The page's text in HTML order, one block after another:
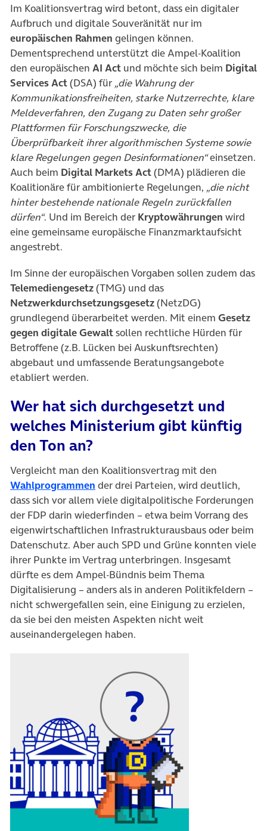
Im Koalitionsvertrag wird betont, dass ein digitaler
Aufbruch und digitale Souveränität nur im
europäischen Rahmen gelingen können.
Dementsprechend unterstützt die Ampel-Koalition
den europäischen AI Act und möchte sich beim Digital
Services Act(DSA) für „die Wahrung der
Kommunikationsfreiheiten, starke Nutzerrechte, klare
Meldeverfahren, den Zugang zu Daten sehr großer
Plattformen für Forschungszwecke, die
Überprüfbarkeit ihrer algorithmischen Systeme sowie
klare Regelungen gegen Desinformationen“einsetzen.
Auch beim Digital Markets Act(DMA) plädieren die
Koalitionäre für ambitionierte Regelungen, „die nicht
hinter bestehende nationale Regeln zurückfallen
dürfen“. Und im Bereich der Kryptowährungen wird
eine gemeinsame europäische Finanzmarktaufsicht
angestrebt.
Im Sinne der europäischen Vorgaben sollen zudem das
Telemediengesetz(TMG) und das
Netzwerkdurchsetzungsgesetz(NetzDG)
grundlegend überarbeitet werden. Mit einem Gesetz
gegen digitale Gewaltsollen rechtliche Hürden für
Betroffene (z.B. Lücken bei Auskunftsrechten)
abgebaut und umfassende Beratungsangebote
etabliert werden.
Wer hat sich durchgesetzt und
welches Ministerium gibt künftig
den Ton an?
Vergleicht man den Koalitionsvertrag mit den
Wahlprogrammen (öffnet in neuem Tab)
der drei Parteien, wird deutlich,
dass sich vor allem viele digitalpolitische Forderungen
der FDP darin wiederfinden – etwa beim Vorrang des
eigenwirtschaftlichen Infrastrukturausbaus oder beim
Datenschutz. Aber auch SPD und Grüne konnten viele
ihrer Punkte im Vertrag unterbringen. Insgesamt
dürfte es dem Ampel-Bündnis beim Thema
Digitalisierung – anders als in anderen Politikfeldern –
nicht schwergefallen sein, eine Einigung zu erzielen,
da sie bei den meisten Aspekten nicht weit
auseinandergelegen haben.